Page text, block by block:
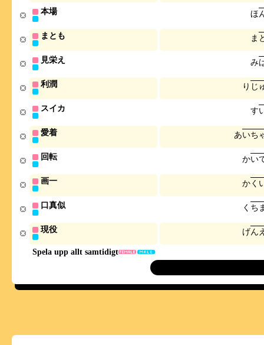
Spela upp allt samtidigt
本場 ほ
まとも ま
見栄え み
利潤 り じ
スイカ す
愛着 あいち
回転 かい
画一 かく
口真似 く ち
現役 げん